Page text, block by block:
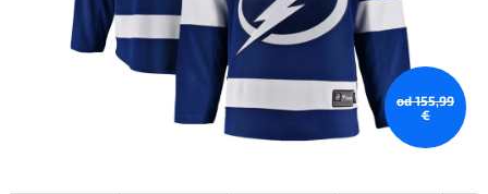
od 155,99
€